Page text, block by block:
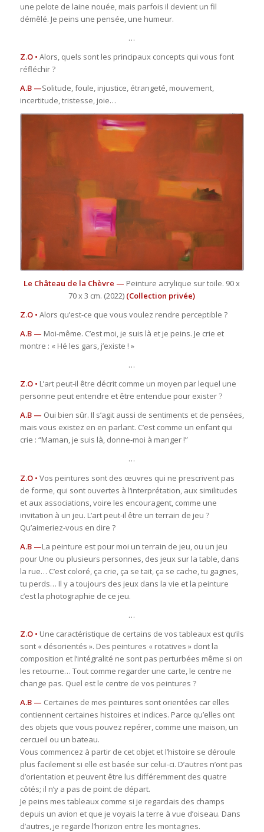
une pelote de laine nouée, mais parfois il devient un fil
démêlé. Je peins une pensée, une humeur.
…
Z.O • Alors, quels sont les principaux concepts qui vous font
réfléchir ?
A.B —Solitude, foule, injustice, étrangeté, mouvement,
incertitude, tristesse, joie…
Le Château de la Chèvre — Peinture acrylique sur toile. 90 x
70 x 3 cm. (2022) (Collection privée)
Z.O • Alors qu’est-ce que vous voulez rendre perceptible ?
A.B — Moi-même. C’est moi, je suis là et je peins. Je crie et
montre : « Hé les gars, j’existe ! »
…
Z.O • L’art peut-il être décrit comme un moyen par lequel une
personne peut entendre et être entendue pour exister ?
A.B — Oui bien sûr. Il s’agit aussi de sentiments et de pensées,
mais vous existez en en parlant. C’est comme un enfant qui
crie : “Maman, je suis là, donne-moi à manger !”
…
Z.O • Vos peintures sont des œuvres qui ne prescrivent pas
de forme, qui sont ouvertes à l‘interprétation, aux similitudes
et aux associations, voire les encouragent, comme une
invitation à un jeu. L’art peut-il être un terrain de jeu ?
Qu’aimeriez-vous en dire ?
A.B —La peinture est pour moi un terrain de jeu, ou un jeu
pour Une ou plusieurs personnes, des jeux sur la table, dans
la rue… C’est coloré, ça crie, ça se tait, ça se cache, tu gagnes,
tu perds… Il y a toujours des jeux dans la vie et la peinture
c’est la photographie de ce jeu.
…
Z.O • Une caractéristique de certains de vos tableaux est qu‘ils
sont « désorientés ». Des peintures « rotatives » dont la
composition et l’intégralité ne sont pas perturbées même si on
les retourne… Tout comme regarder une carte, le centre ne
change pas. Quel est le centre de vos peintures ?
A.B — Certaines de mes peintures sont orientées car elles
contiennent certaines histoires et indices. Parce qu’elles ont
des objets que vous pouvez repérer, comme une maison, un
cercueil ou un bateau.
Vous commencez à partir de cet objet et l’histoire se déroule
plus facilement si elle est basée sur celui-ci. D’autres n’ont pas
d’orientation et peuvent être lus différemment des quatre
côtés; il n’y a pas de point de départ.
Je peins mes tableaux comme si je regardais des champs
depuis un avion et que je voyais la terre à vue d’oiseau. Dans
d’autres, je regarde l’horizon entre les montagnes.